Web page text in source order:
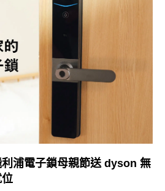
浦電子鎖母親節送 dyson 無